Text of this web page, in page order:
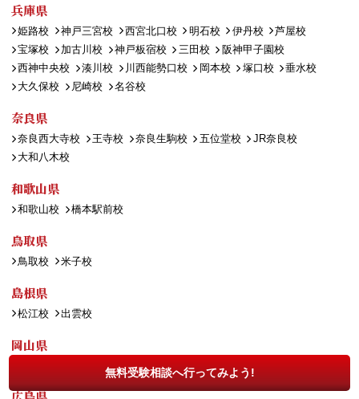
無料受験相談へ行ってみよう!
兵庫県
姫路校 神戸三宮校 西宮北口校 明石校 伊丹校
芦屋校
宝塚校
加古川校 神戸板宿校 三田校
阪神甲子園校
西神中央校
湊川校 川西能勢口校 岡本校 塚口校
垂水校
大久保校
尼崎校 名谷校
奈良県
奈良西大寺校 王寺校 奈良生駒校 五位堂校
JR奈良校
大和八木校
和歌山県
和歌山校 橋本駅前校
鳥取県
鳥取校 米子校
島根県
松江校 出雲校
岡山県
岡山駅前校 倉敷校